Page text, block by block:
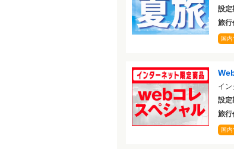
設定
旅行
国内
イン
設定
旅行
国内